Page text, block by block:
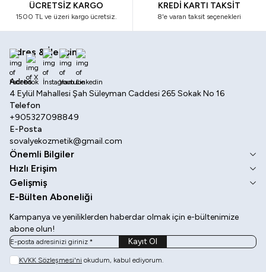
ÜCRETSİZ KARGO
1500 TL ve üzeri kargo ücretsiz.
KREDİ KARTI TAKSİT
8'e varan taksit seçenekleri
Adres & İletişim
Adres
4 Eylül Mahallesi Şah Süleyman Caddesi 265 Sokak No 16
Telefon
+905327098849
E-Posta
sovalyekozmetik@gmail.com
Facebook
X İnstagram
Youtube
Önemli Bilgiler
Hızlı Erişim
Gelişmiş
E-Bülten Aboneliği
Kampanya ve yeniliklerden haberdar olmak için e-bültenimize
abone olun!
Kayıt Ol
KVKK Sözleşmesi'ni okudum, kabul ediyorum.